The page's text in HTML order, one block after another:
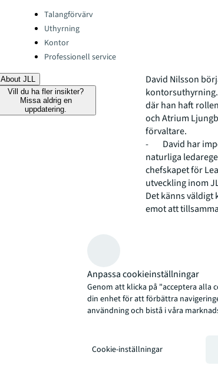
Categories:Talangförvärv
Uthyrning
Kontor
Professionell service
About JLL
Vill du ha fler insikter?
Missa aldrig en
uppdatering.
David Nilsson
där han haft
och Atrium
-
David har
naturliga
chefskapet för
utveckling inom
Det känns väldigt
emot att
JLL (NYSE:
in real estate and
real estate for a
to create
real estate
JLL is a Fortune
operations in
102,000 as of
registered
Anpassa cookieinställningar
Genom att klicka på "acceptera alla
din enhet för att förbättra
användning och bistå i våra
Cookie-inställningar